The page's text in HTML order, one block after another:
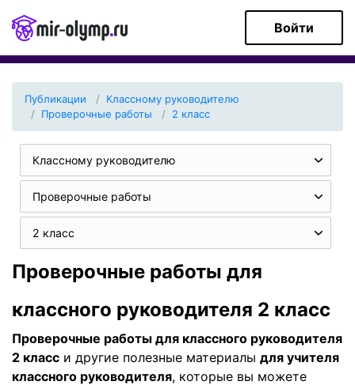
Войти
Публикации
Классному руководителю
Проверочные работы
2 класс
Классному руководителю
Проверочные работы
2 класс
Проверочные работы для
классного руководителя 2 класс
Проверочные работы для классного руководителя
2 класс и другие полезные материалы для учителя
классного руководителя, которые вы можете